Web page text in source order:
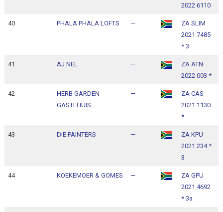
2022 6110
40 PHALA PHALA LOFTS —
ZA SLIM
2021 7485
* 3
41 AJ NEL —
ZA ATN
2022 003 *
42
HERB GARDEN
GASTEHUIS
—
ZA CAS
2021 1130
*
43 DIE PAINTERS —
ZA KPU
2021 234 *
3
44 KOEKEMOER & GOMES —
ZA GPU
2021 4692
* 3a